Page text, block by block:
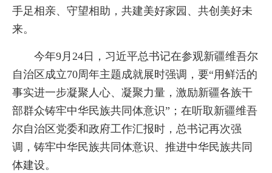
手足相亲、守望相助，共建美好家园、共创美好未
来。
今年9月24日，习近平总书记在参观新疆维吾尔
自治区成立70周年主题成就展时强调，要“用鲜活的
事实进一步凝聚人心、凝聚力量，激励新疆各族干
部群众铸牢中华民族共同体意识”；在听取新疆维吾
尔自治区党委和政府工作汇报时，总书记再次强
调，铸牢中华民族共同体意识、推进中华民族共同
体建设。